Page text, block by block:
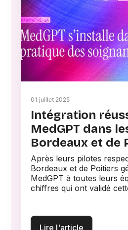
01 juillet 2025
Intégration
MedGPT dans
Bordeaux et de
Après leurs pilotes
Bordeaux et de Poitiers
MedGPT à toutes leurs
chiffres qui ont validé
Lire l'article